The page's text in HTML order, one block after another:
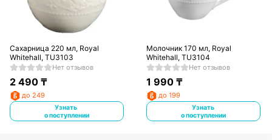
Сахарница 220 мл, Royal
Whitehall, TU3103
Нет отзывов
2 490₸
до 249
Узнать
о поступлении
Молочник 170 мл, Royal
Whitehall, TU3104
Нет отзывов
1 990 ₸
до 199
Узнать
о поступлении